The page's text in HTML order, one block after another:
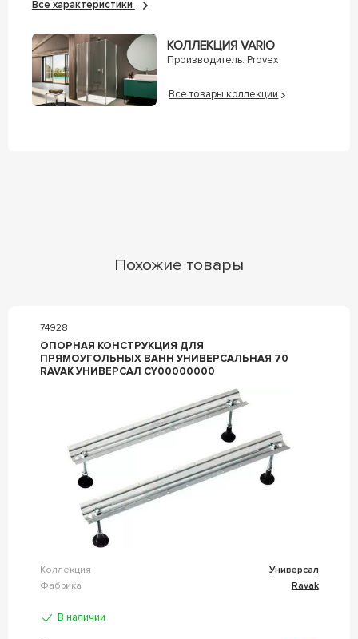
Все характеристики
КОЛЛЕКЦИЯ VARIO
Производитель: Provex
Все товары коллекции
Похожие товары
74928
ОПОPНАЯ КОНСТPУКЦИЯ ДЛЯ
ПРЯМОУГОЛЬНЫХ ВАНН УНИВЕРСАЛЬНАЯ 70
RAVAK УНИВЕРСАЛ CY00000000
Коллекция
Универсал
Фабрика
Ravak
В наличии